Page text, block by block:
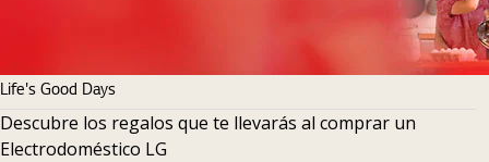
Life's Good Days
Descubre los regalos que te llevarás al comprar un
Electrodoméstico LG